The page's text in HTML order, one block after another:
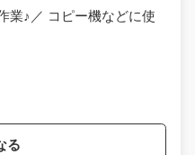
業♪／ コピー機などに使
る